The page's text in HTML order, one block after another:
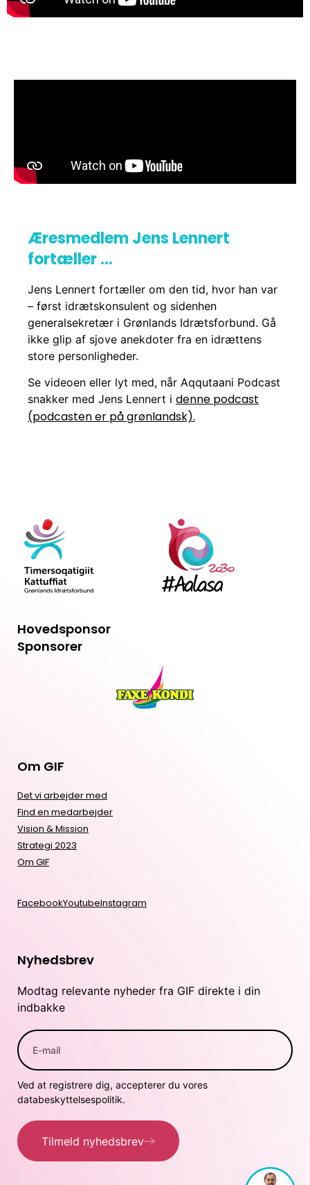
Æresmedlem Jens Lennert
fortæller …
Jens Lennert fortæller om den tid, hvor han var
– først idrætskonsulent og sidenhen
generalsekretær i Grønlands Idrætsforbund. Gå
ikke glip af sjove anekdoter fra en idrættens
store personligheder.
Se videoen eller lyt med, når Aqqutaani Podcast
snakker med Jens Lennert i denne podcast
(podcasten er på grønlandsk).
Hovedsponsor
Sponsorer
Om GIF
Det vi arbejder med
Find en medarbejder
Vision & Mission
Strategi 2023
Om GIF
FacebookYoutubeInstagram
Nyhedsbrev
Modtag relevante nyheder fra GIF direkte i din
indbakke
Ved at registrere dig, accepterer du vores
databeskyttelsespolitik.
Tilmeld nyhedsbrev